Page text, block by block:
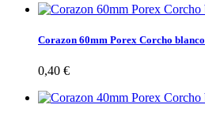
Corazon 60mm Porex Corcho blanco
0,40 €